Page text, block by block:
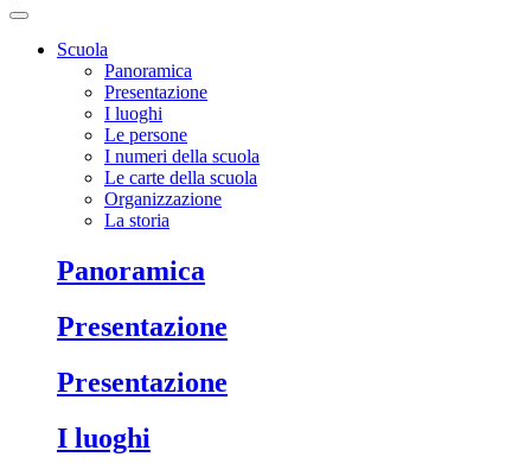
Scuola
Panoramica
Presentazione
I luoghi
Le persone
I numeri della scuola
Le carte della scuola
Organizzazione
La storia
Panoramica
Presentazione
Presentazione
I luoghi